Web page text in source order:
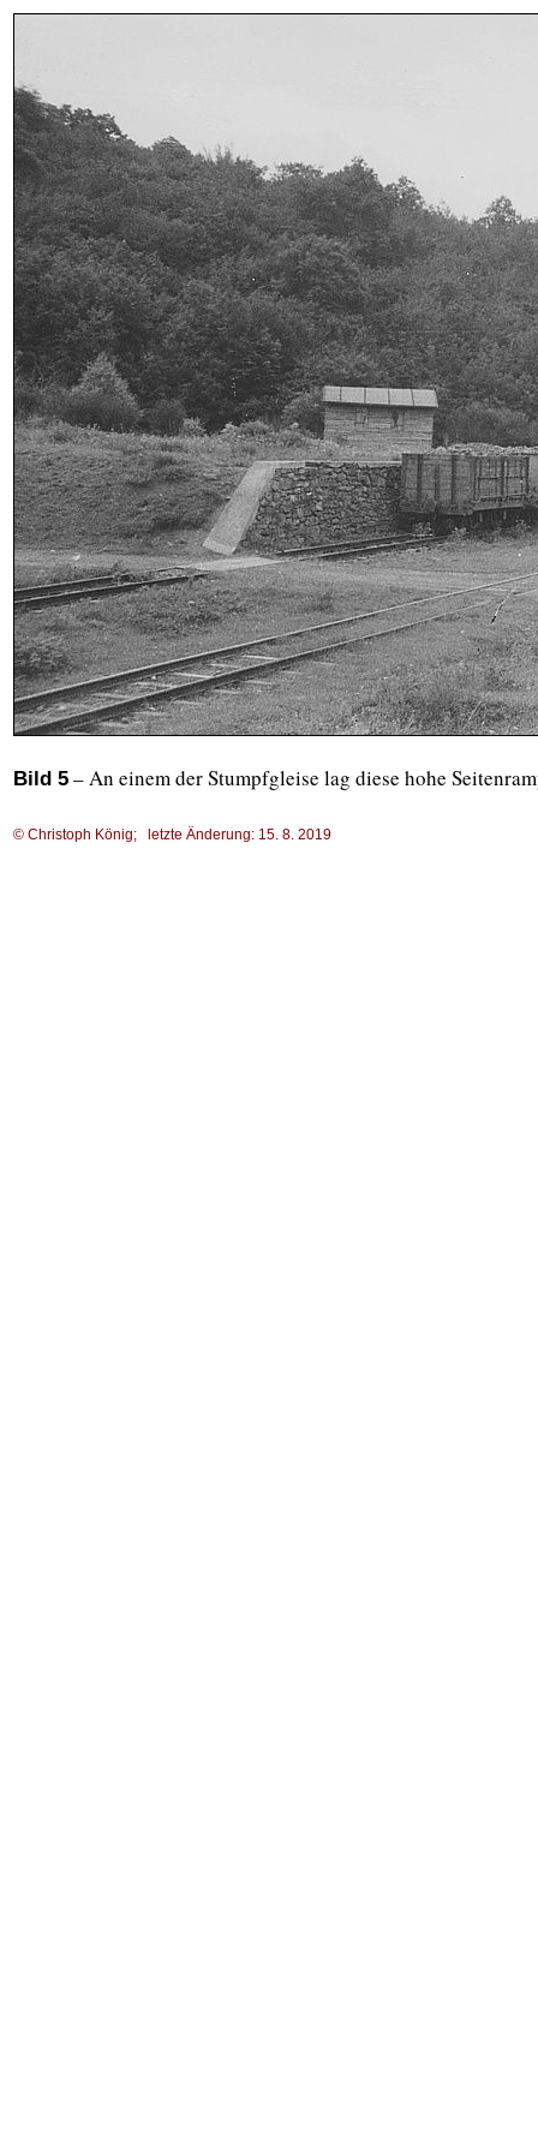
Bild 5 – An einem der Stumpfgleise lag diese hohe
© Christoph König; letzte Änderung: 15. 8. 2019